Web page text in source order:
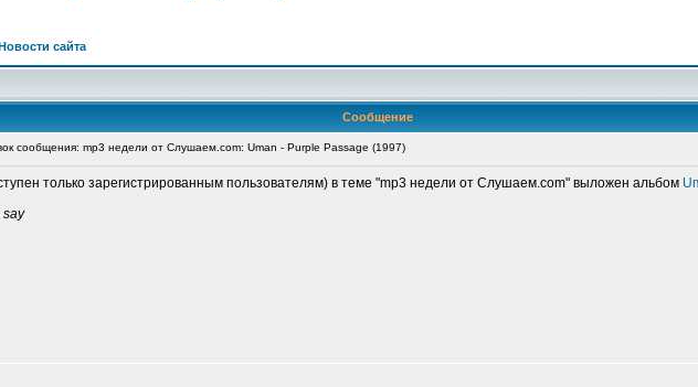
сайта
Сообщение
сообщения: mp3 недели от Слушаем.com: Uman - Purple Passage (1997)
только зарегистрированным пользователям) в теме "mp3 недели от Слушаем.com" выложен альбом
say